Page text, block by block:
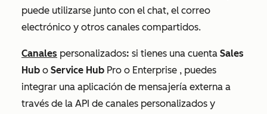
puede utilizarse junto con el chat, el correo
electrónico y otros canales compartidos.
Canales personalizados: si tienes una cuenta Sales
Hub o Service Hub Pro o Enterprise , puedes
integrar una aplicación de mensajería externa a
través de la API de canales personalizados y